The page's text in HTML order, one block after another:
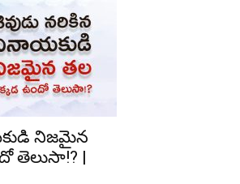
నిజమైన
తెలుసా!? |